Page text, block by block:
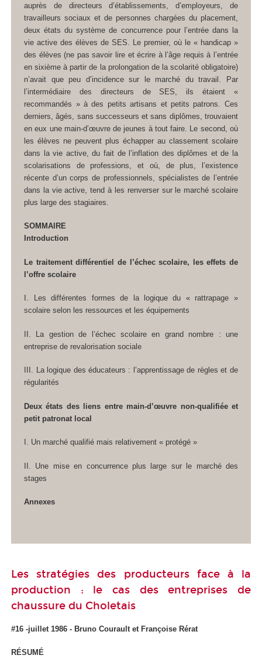
auprès de directeurs d’établissements, d’employeurs, de
travailleurs sociaux et de personnes chargées du placement,
deux états du système de concurrence pour l’entrée dans la
vie active des élèves de SES. Le premier, où le « handicap »
des élèves (ne pas savoir lire et écrire à l’âge requis à l’entrée
en sixième à partir de la prolongation de la scolarité obligatoire)
n’avait que peu d’incidence sur le marché du travail. Par
l’intermédiaire des directeurs de SES, ils étaient «
recommandés » à des petits artisans et petits patrons. Ces
derniers, âgés, sans successeurs et sans diplômes, trouvaient
en eux une main-d’œuvre de jeunes à tout faire. Le second, où
les élèves ne peuvent plus échapper au classement scolaire
dans la vie active, du fait de l’inflation des diplômes et de la
scolarisations de professions, et où, de plus, l’existence
récente d’un corps de professionnels, spécialistes de l’entrée
dans la vie active, tend à les renverser sur le marché scolaire
plus large des stagiaires.
SOMMAIRE
Introduction
Le traitement différentiel de l’échec scolaire, les effets de
l’offre scolaire
I. Les différentes formes de la logique du « rattrapage »
scolaire selon les ressources et les équipements
II. La gestion de l’échec scolaire en grand nombre : une
entreprise de revalorisation sociale
III. La logique des éducateurs : l’apprentissage de règles et de
régularités
Deux états des liens entre main-d’œuvre non-qualifiée et
petit patronat local
I. Un marché qualifié mais relativement « protégé »
II. Une mise en concurrence plus large sur le marché des
stages
Annexes
Les stratégies des producteurs face à la
production : le cas des entreprises de
chaussure du Choletais
#16 -juillet 1986 - Bruno Courault et Françoise Rérat
RÉSUMÉ